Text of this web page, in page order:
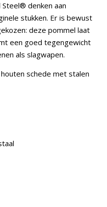
Steel® denken aan
stukken. Er is bewust
deze pommel laat
een goed tegengewicht
als slagwapen.
schede met stalen